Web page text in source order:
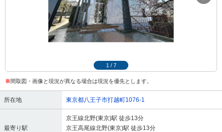
1 / 7
※間取図・画像と現況が異なる場合は現況を優先とします。
所在地 東京都八王子市打越町1076-1
最寄り駅
京王線北野(東京)駅 徒歩13分
京王高尾線北野(東京)駅 徒歩13分